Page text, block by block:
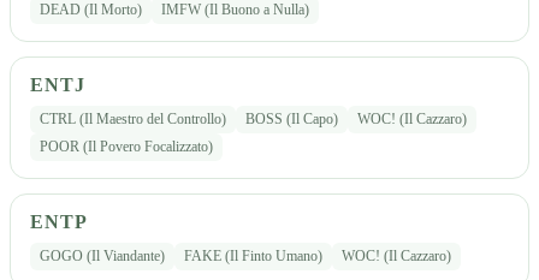
DEAD (Il Morto) IMFW (Il Buono a Nulla)
ENTJ
CTRL (Il Maestro del Controllo) BOSS (Il Capo)
WOC! (Il Cazzaro)
POOR (Il Povero Focalizzato)
ENTP
GOGO (Il Viandante) FAKE (Il Finto Umano) WOC! (Il Cazzaro)